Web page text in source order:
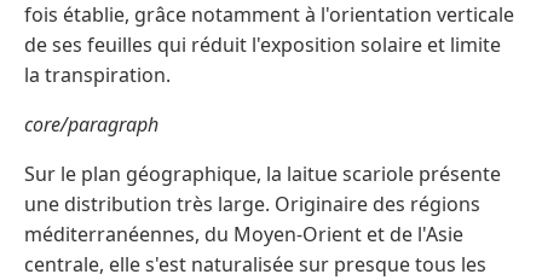
fois établie, grâce notamment à l'orientation verticale
de ses feuilles qui réduit l'exposition solaire et limite
la transpiration.
core/paragraph
Sur le plan géographique, la laitue scariole présente
une distribution très large. Originaire des régions
méditerranéennes, du Moyen-Orient et de l'Asie
centrale, elle s'est naturalisée sur presque tous les